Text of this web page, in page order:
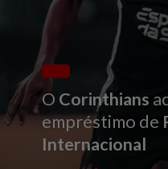
O Corinthians
empréstimo de
Internacional